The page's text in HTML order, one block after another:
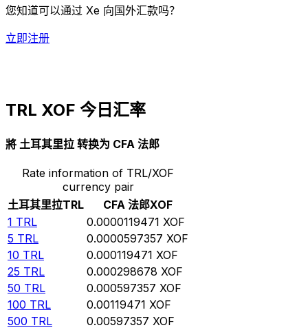
您知道可以通过 Xe 向国外汇款吗？
立即注册
TRL XOF 今日汇率
將 土耳其里拉 转换为 CFA 法郎
Rate information of TRL/XOF
currency pair
土耳其里拉TRL CFA 法郎XOF
1 TRL 0.0000119471 XOF
5 TRL 0.0000597357 XOF
10 TRL 0.000119471 XOF
25 TRL 0.000298678 XOF
50 TRL 0.000597357 XOF
100 TRL 0.00119471 XOF
500 TRL 0.00597357 XOF